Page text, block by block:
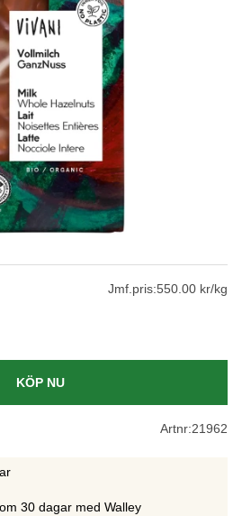
Jmf.pris:550.00 kr/kg
KÖP NU
Artnr:21962
30 dagar med Walley